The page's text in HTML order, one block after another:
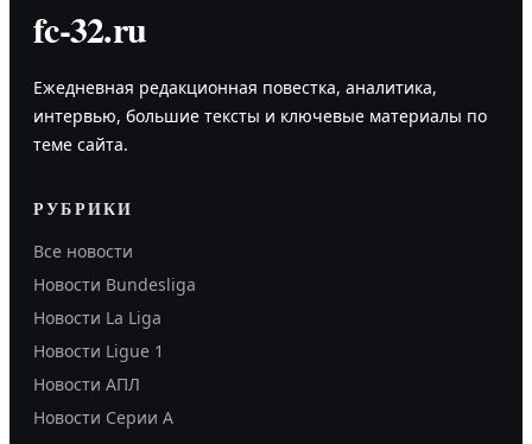
fc-32.ru
Ежедневная редакционная повестка, аналитика,
интервью, большие тексты и ключевые материалы по
теме сайта.
РУБРИКИ
Все новости
Новости Bundesliga
Новости La Liga
Новости Ligue 1
Новости АПЛ
Новости Серии А